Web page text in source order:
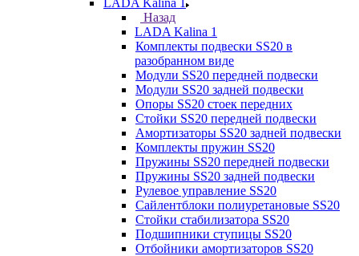
LADA Kalina 1
Назад
LADA Kalina 1
Комплекты подвески SS20 в
разобранном виде
Модули SS20 передней подвески
Модули SS20 задней подвески
Опоры SS20 стоек передних
Стойки SS20 передней подвески
Амортизаторы SS20 задней подвески
Комплекты пружин SS20
Пружины SS20 передней подвески
Пружины SS20 задней подвески
Рулевое управление SS20
Сайлентблоки полиуретановые SS20
Стойки стабилизатора SS20
Подшипники ступицы SS20
Отбойники амортизаторов SS20